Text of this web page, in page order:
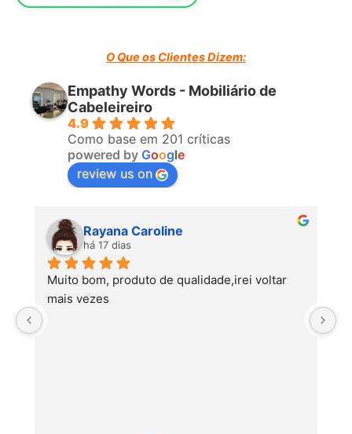
O Que os Clientes Dizem:
Empathy Words - Mobiliário de
Cabeleireiro
4.9
Como base em 201 críticas
powered by Google
review us on
Rayana Caroline
há 17 dias
Muito bom, produto de qualidade,irei voltar
mais vezes